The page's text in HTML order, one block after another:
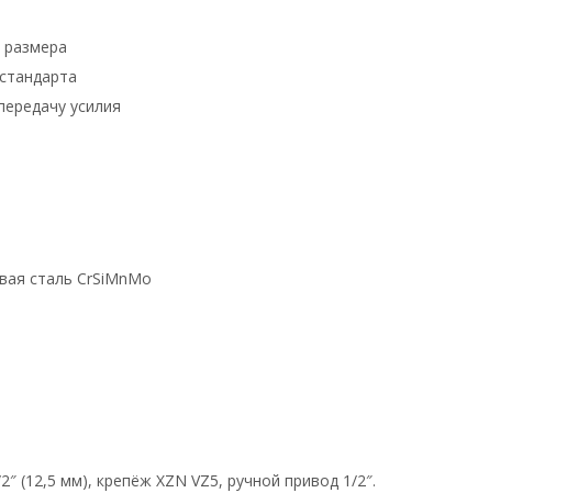
усилия
сталь CrSiMnMo
(12,5 мм), крепёж XZN VZ5, ручной привод 1/2″.